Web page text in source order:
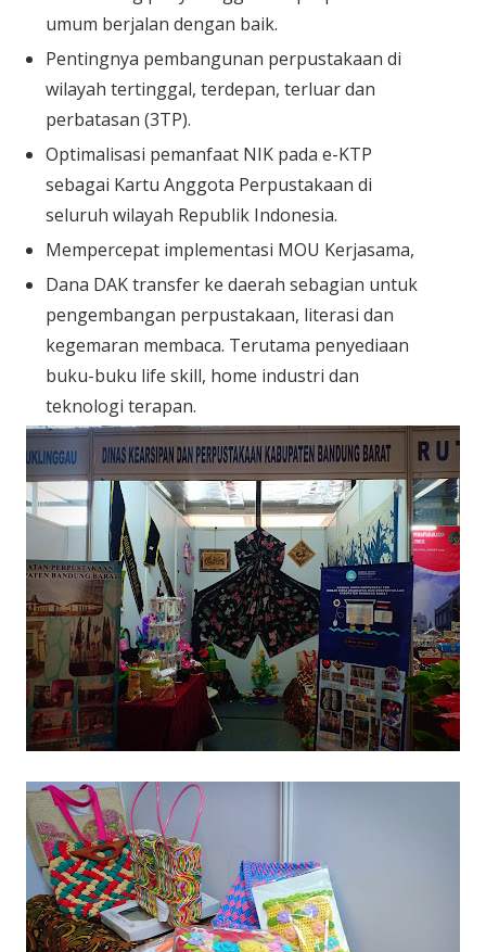
umum berjalan dengan baik.
Pentingnya pembangunan perpustakaan di
wilayah tertinggal, terdepan, terluar dan
perbatasan (3TP).
Optimalisasi pemanfaat NIK pada e-KTP
sebagai Kartu Anggota Perpustakaan di
seluruh wilayah Republik Indonesia.
Mempercepat implementasi MOU Kerjasama,
Dana DAK transfer ke daerah sebagian untuk
pengembangan perpustakaan, literasi dan
kegemaran membaca. Terutama penyediaan
buku-buku life skill, home industri dan
teknologi terapan.